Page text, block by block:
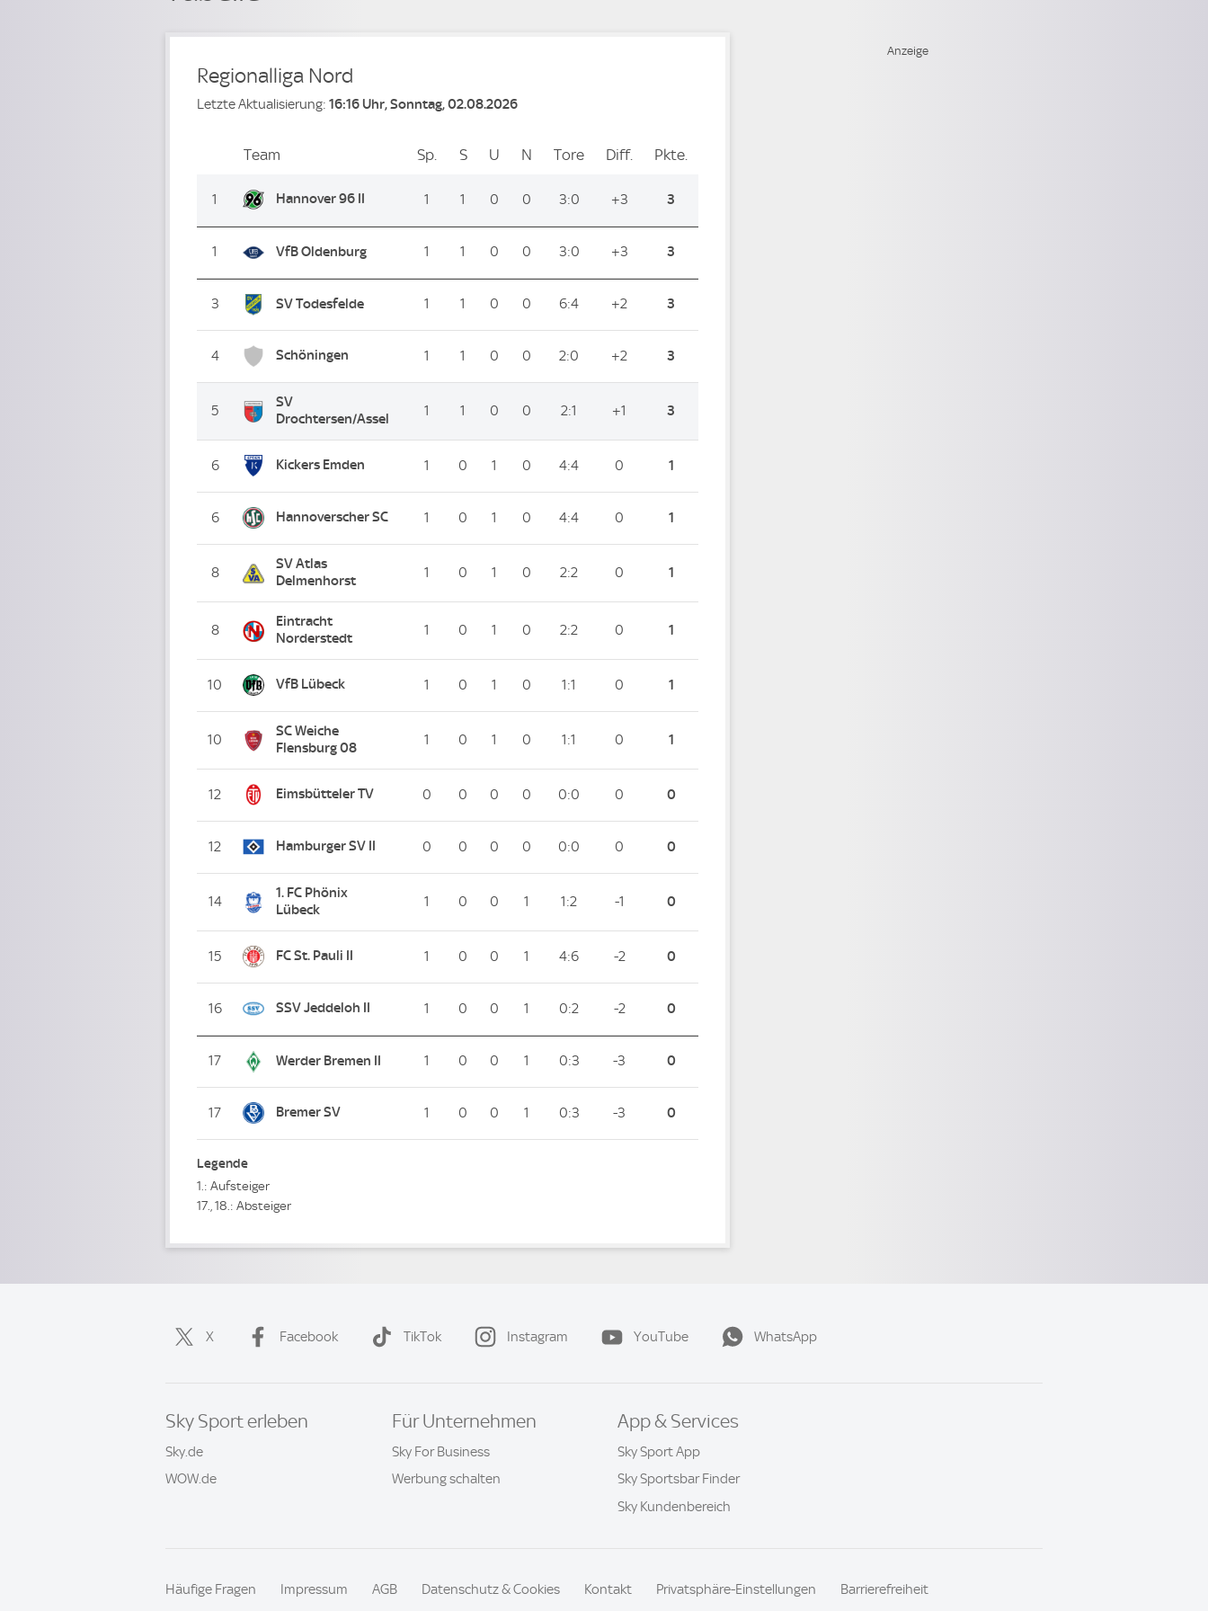
Regionalliga Nord
Letzte Aktualisierung: 16:16 Uhr, Sonntag, 02.08.2026
PlatzTeam Sp. Spiele
SSiege
U Unentschieden
N Niederlagen
Tore ToreDiff. Differenz
Pkte.
1 Hannover 96 II 1 1 0 0 3:0 +3 3
1 VfB Oldenburg 1 1 0 0 3:0 +3 3
3 SV Todesfelde 1 1 0 0 6:4 +2 3
4 Schöningen 1 1 0 0 2:0 +2 3
5
SV
Drochtersen/Assel
1 1 0 0 2:1 +1 3
6 Kickers Emden 1 0 1 0 4:4 0 1
6 Hannoverscher SC 1 0 1 0 4:4 0 1
8
SV Atlas
Delmenhorst
1 0 1 0 2:2 0 1
8
Eintracht
Norderstedt
1 0 1 0 2:2 0 1
10 VfB Lübeck 1 0 1 0 1:1 0 1
10
SC Weiche
Flensburg 08
1 0 1 0 1:1 0 1
12 Eimsbütteler TV 0 0 0 0 0:0 0 0
12 Hamburger SV II 0 0 0 0 0:0 0 0
14
1. FC Phönix
Lübeck
1 0 0 1 1:2 -1 0
15 FC St. Pauli II 1 0 0 1 4:6 -2 0
16 SSV Jeddeloh II 1 0 0 1 0:2 -2 0
17 Werder Bremen II 1 0 0 1 0:3 -3 0
17 Bremer SV 1 0 0 1 0:3 -3 0
Legende
1.: Aufsteiger
17., 18.: Absteiger
X Facebook TikTok Instagram YouTube WhatsApp
Sky Sport erleben
Sky.de
WOW.de
Für Unternehmen
Sky For Business
Werbung schalten
App & Services
Sky Sport App
Sky Sportsbar Finder
Sky Kundenbereich
Häufige Fragen Impressum AGB Datenschutz & Cookies Kontakt Privatsphäre-Einstellungen Barrierefreiheit